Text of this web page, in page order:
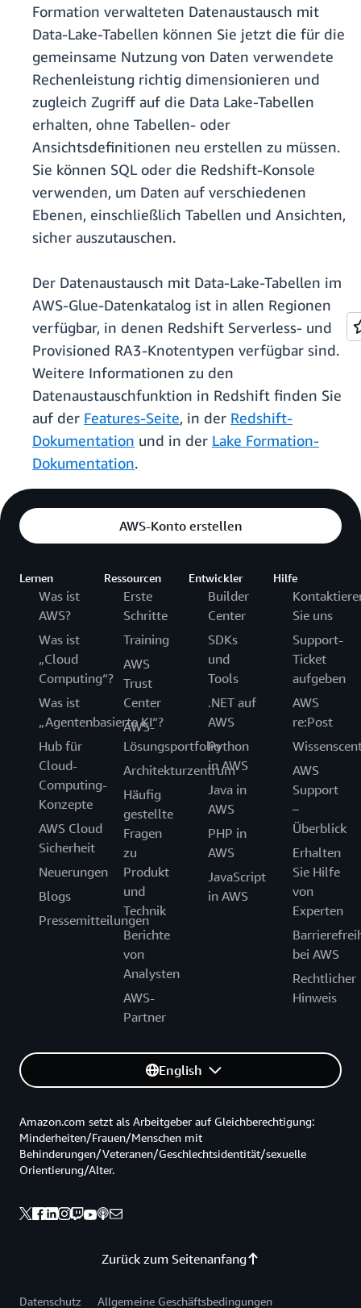
Formation verwalteten Datenaustausch mit
Data-Lake-Tabellen können Sie jetzt die für die
gemeinsame Nutzung von Daten verwendete
Rechenleistung richtig dimensionieren und
zugleich Zugriff auf die Data Lake-Tabellen
erhalten, ohne Tabellen- oder
Ansichtsdefinitionen neu erstellen zu müssen.
Sie können SQL oder die Redshift-Konsole
verwenden, um Daten auf verschiedenen
Ebenen, einschließlich Tabellen und Ansichten,
sicher auszutauschen.
Der Datenaustausch mit Data-Lake-Tabellen im
AWS-Glue-Datenkatalog ist in allen Regionen
verfügbar, in denen Redshift Serverless- und
Provisioned RA3-Knotentypen verfügbar sind.
Weitere Informationen zu den
Datenaustauschfunktion in Redshift finden Sie
auf der Features-Seite, in der Redshift-
Dokumentation und in der Lake Formation-
Dokumentation.
AWS-Konto erstellen
Lernen
Was ist
AWS?
Was ist
„Cloud
Computing“?
Was ist
„Agentenbasierte KI“?
Hub für
Cloud-
Computing-
Konzepte
AWS Cloud
Sicherheit
Neuerungen
Blogs
Pressemitteilungen
Ressourcen
Erste
Schritte
Training
AWS
Trust
Center
AWS-
Lösungsportfolio
Architekturzentrum
Häufig
gestellte
Fragen
zu
Produkt
und
Technik
Berichte
von
Analysten
AWS-
Partner
Entwickler
Builder
Center
SDKs
und
Tools
.NET auf
AWS
Python
in AWS
Java in
AWS
PHP in
AWS
JavaScript
in AWS
Hilfe
Sie uns
Support-
Ticket
aufgeben
AWS
re:Post
AWS
Support
–
Überblick
Erhalten
Sie Hilfe
von
Experten
bei AWS
Rechtlicher
Hinweis
English
Zurück zum Seitenanfang
Amazon.com setzt als Arbeitgeber auf Gleichberechtigung:
Minderheiten/Frauen/Menschen mit
Behinderungen/Veteranen/Geschlechtsidentität/sexuelle
Orientierung/Alter.
Datenschutz Allgemeine Geschäftsbedingungen